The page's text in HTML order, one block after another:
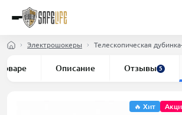
Электрошокеры Телескопическая
Описание Отзывы 5
🔥 Хит